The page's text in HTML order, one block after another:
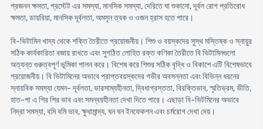
প্রজনন ক্ষমতা, প্রস্টেট এর সমস্যা, মানসিক সমস্যা, দেরিতে ঘা শুকানো, দূর্বল রোগ প্রতিরোধ
ক্ষমতা, ডায়রিয়া, মানসিক দূর্বলতা, অমসৃন ত্বক ও ওজন হ্রাস হতে পারে।
বি-ভিটামিন খাদ্য থেকে শক্তি তৈরীতে প্রয়োজনীয়। শিশু ও বয়স্কদের সুস্থ মস্তিষ্ক ও স্নায়ুর
সঠিক কার্যকারিতা বজায় রাখতে এবং সুগঠিত লোহিত রক্ত কণিকা তৈরীতে বি ভিটামিনগুলো
অত্যন্ত গুরুত্বপূর্ণ ভূমিকা পালন করে। বিশেষ করে শিশুর সঠিক বৃদ্ধি ও বিকাশে এটি বিশেষভাবে
প্রয়োজনীয়। বি ভিটামিনের অভাবে প্রাপ্তবয়স্কদের গভীর অবসন্নতা এবং বিভিন্ন ধরনের
স্নায়বিক সমস্যা যেমন- দূর্বলতা, ভারসাম্যহীনতা, দ্বিধাগ্রস্ততা, বিরক্তিভাব, স্মৃতিভ্রম, ভীতি,
হাত-পা এ শির শির ভাব এবং সমন্বয়হীনতা দেখা দিতে পারে। এছাড়া বি-ভিটমিনের অভাবে
নিদ্রা সমস্যা, বমি বমি ভাব, ক্ষুধামান্দ্য, ঘন ঘন ইনফেকশন এবং চর্মরোগ দেখা দেয়।